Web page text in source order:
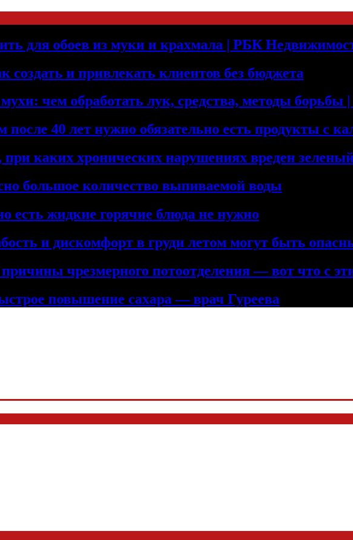
для обоев из муки и крахмала | РБК
создать и привлекать клиентов без бюджета
чем обработать лук, средства, методы
40 лет нужно обязательно есть продукты с
каких хронических нарушениях вреден
большое количество выпиваемой воды
есть жидкие горячие блюда не нужно
и дискомфорт в груди летом могут быть
чрезмерного потоотделения — вот что с
повышение сахара — врач Гуреева